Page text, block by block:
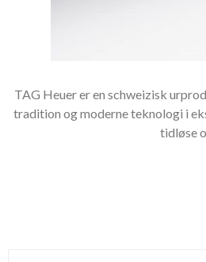
TAG Heuer er en schweizisk
tradition og moderne teknologi i
tidløse